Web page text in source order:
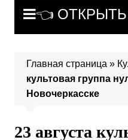
👈
Главная страница »
культовая группа
Новочеркасске
23 августа